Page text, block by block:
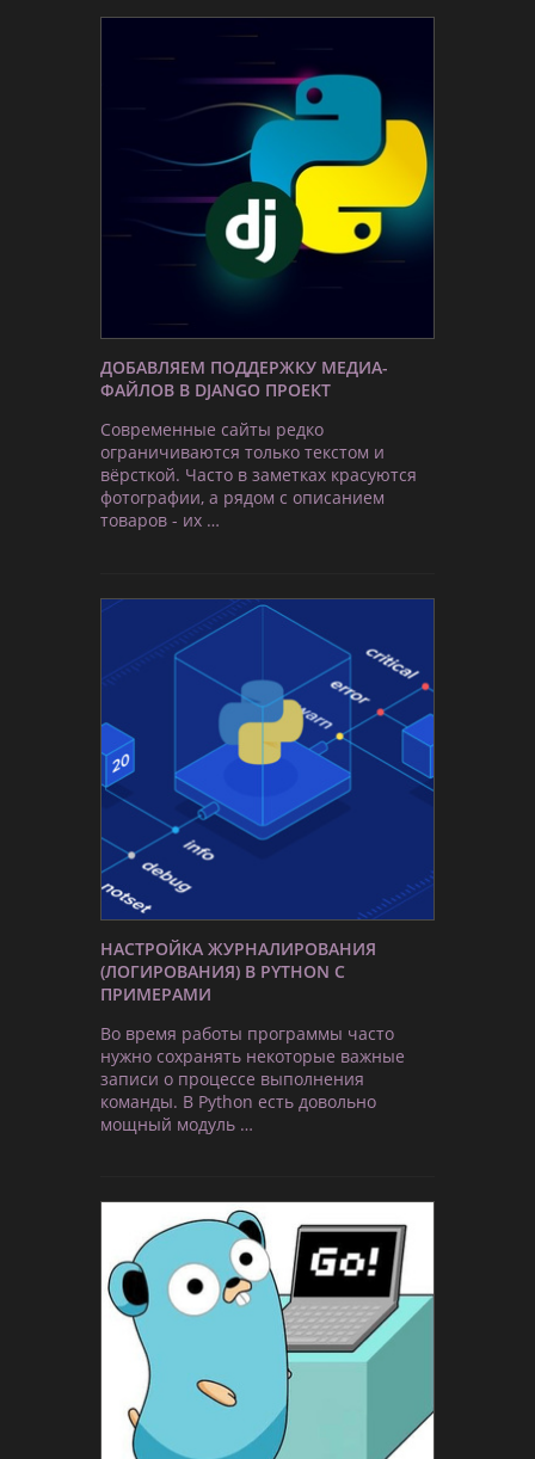
ДОБАВЛЯЕМ ПОДДЕРЖКУ МЕДИА-
ФАЙЛОВ В DJANGO ПРОЕКТ
Современные сайты редко
ограничиваются только текстом и
вёрсткой. Часто в заметках красуются
фотографии, а рядом с описанием
товаров - их …
НАСТРОЙКА ЖУРНАЛИРОВАНИЯ
(ЛОГИРОВАНИЯ) В PYTHON С
ПРИМЕРАМИ
Во время работы программы часто
нужно сохранять некоторые важные
записи о процессе выполнения
команды. В Python есть довольно
мощный модуль …